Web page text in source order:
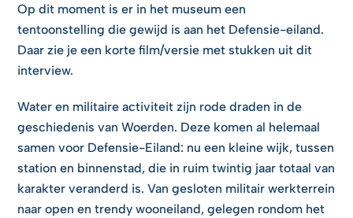
Op dit moment is er in het museum een
tentoonstelling die gewijd is aan het Defensie-eiland.
Daar zie je een korte film/versie met stukken uit dit
interview.
Water en militaire activiteit zijn rode draden in de
geschiedenis van Woerden. Deze komen al helemaal
samen voor Defensie-Eiland: nu een kleine wijk, tussen
station en binnenstad, die in ruim twintig jaar totaal van
karakter veranderd is. Van gesloten militair werkterrein
naar open en trendy wooneiland, gelegen rondom het